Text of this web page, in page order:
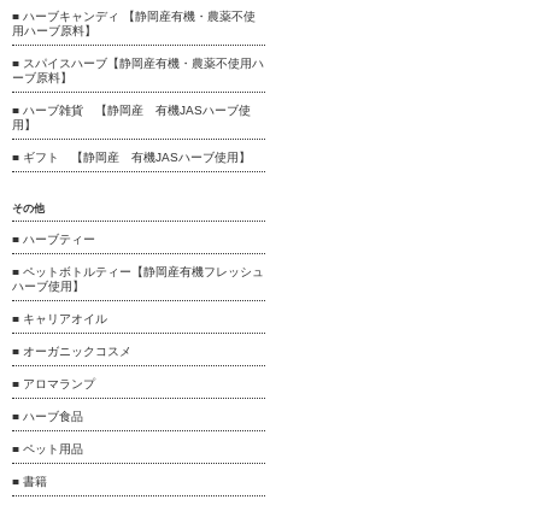
■ ハーブキャンディ 【静岡産有機・農薬不使
用ハーブ原料】
■ スパイスハーブ【静岡産有機・農薬不使用ハ
ーブ原料】
■ ハーブ雑貨 【静岡産 有機JASハーブ使
用】
■ ギフト 【静岡産 有機JASハーブ使用】
その他
■ ハーブティー
■ ペットボトルティー【静岡産有機フレッシュ
ハーブ使用】
■ キャリアオイル
■ オーガニックコスメ
■ アロマランプ
■ ハーブ食品
■ ペット用品
■ 書籍